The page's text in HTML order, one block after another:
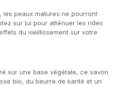
les peaux matures ne pourront
sur lui pour atténuer les rides
du vieillissement sur votre
sur une base végétale, ce savon
bio, du beurre de karité et un